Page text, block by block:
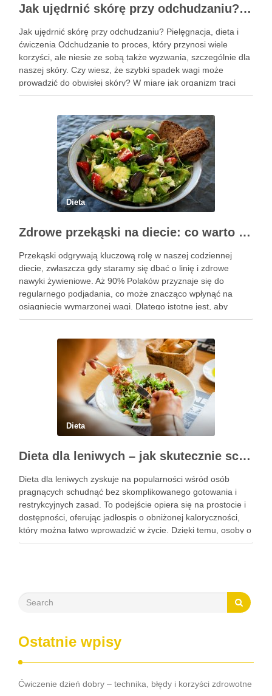
Jak ujędrnić skórę przy odchudzaniu? Pielęgnacja i skuteczne metody
Jak ujędrnić skórę przy odchudzaniu? Pielęgnacja, dieta i
ćwiczenia Odchudzanie to proces, który przynosi wiele
korzyści, ale niesie ze sobą także wyzwania, szczególnie dla
naszej skóry. Czy wiesz, że szybki spadek wagi może
prowadzić do obwisłej skóry? W miarę jak organizm traci
nadmiar tkanki tłuszczowej, skóra często nie nadąża za …
Dieta
Zdrowe przekąski na diecie: co warto wiedzieć i wybrać?
Przekąski odgrywają kluczową rolę w naszej codziennej
diecie, zwłaszcza gdy staramy się dbać o linię i zdrowe
nawyki żywieniowe. Aż 90% Polaków przyznaje się do
regularnego podjadania, co może znacząco wpłynąć na
osiągnięcie wymarzonej wagi. Dlatego istotne jest, aby
wybierać przekąski, które są lekkostrawne, niskokaloryczne i
Dieta
Dieta dla leniwych – jak skutecznie schudnąć bez wysiłku?
Dieta dla leniwych zyskuje na popularności wśród osób
pragnących schudnąć bez skomplikowanego gotowania i
restrykcyjnych zasad. To podejście opiera się na prostocie i
dostępności, oferując jadłospis o obniżonej kaloryczności,
który można łatwo wprowadzić w życie. Dzięki temu, osoby o
różnych stylach życia mogą z powodzeniem wprowadzać
Ostatnie wpisy
Ćwiczenie dzień dobry – technika, błędy i korzyści zdrowotne